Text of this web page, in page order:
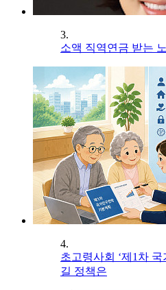
3.
소액 직역연금 받는
4.
초고령사회 ‘제1차
길 정책은